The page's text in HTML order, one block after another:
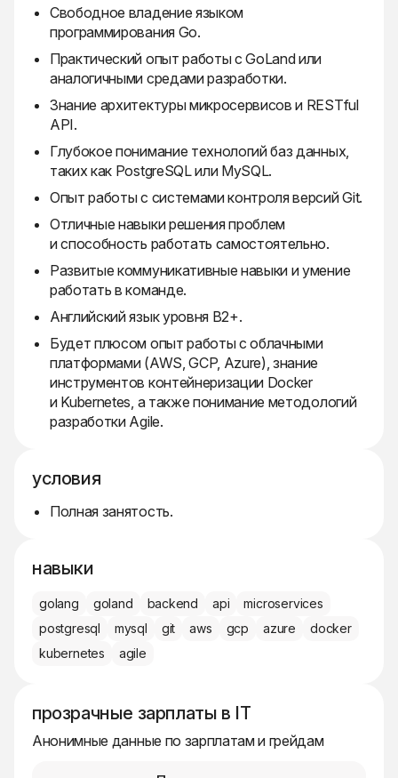
Свободное владение языком
программирования Go.
Практический опыт работы с GoLand или
аналогичными средами разработки.
Знание архитектуры микросервисов и RESTful
API.
Глубокое понимание технологий баз данных,
таких как PostgreSQL или MySQL.
Опыт работы с системами контроля версий Git.
Отличные навыки решения проблем
и способность работать самостоятельно.
Развитые коммуникативные навыки и умение
работать в команде.
Английский язык уровня B2+.
Будет плюсом опыт работы с облачными
платформами (AWS, GCP, Azure), знание
инструментов контейнеризации Docker
и Kubernetes, а также понимание методологий
разработки Agile.
условия
Полная занятость.
навыки
golang goland backend api
microservices
postgresql
mysql git aws gcp azure
docker
kubernetes
agile
прозрачные зарплаты в IT
Анонимные данные по зарплатам и грейдам